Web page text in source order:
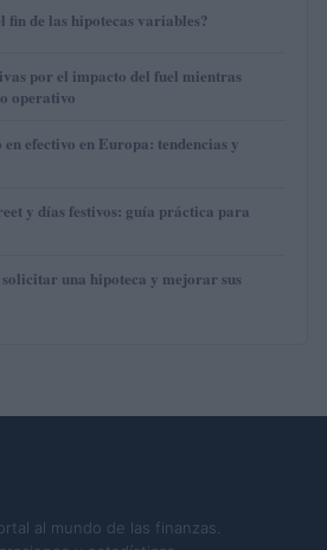
de las hipotecas variables?
por el impacto del fuel mientras
operativo
efectivo en Europa: tendencias y
y días festivos: guía práctica para
una hipoteca y mejorar sus
al mundo de las finanzas.